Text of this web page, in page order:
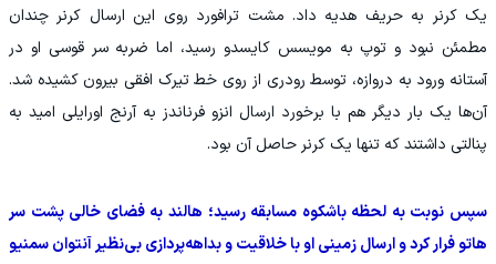
یک کرنر به حریف هدیه داد. مشت ترافورد روی این ارسال کرنر چندان
مطمئن نبود و توپ به مویسس کایسدو رسید، اما ضربه سر قوسی او در
آستانه ورود به دروازه، توسط رودری از روی خط تیرک افقی بیرون کشیده شد.
آن‌ها یک بار دیگر هم با برخورد ارسال انزو فرناندز به آرنج اورایلی امید به
پنالتی داشتند که تنها یک کرنر حاصل آن بود.
سپس نوبت به لحظه باشکوه مسابقه رسید؛ هالند به فضای خالی پشت سر
هاتو فرار کرد و ارسال زمینی او با خلاقیت و بداهه‌پردازی بی‌نظیر آنتوان سمنیو